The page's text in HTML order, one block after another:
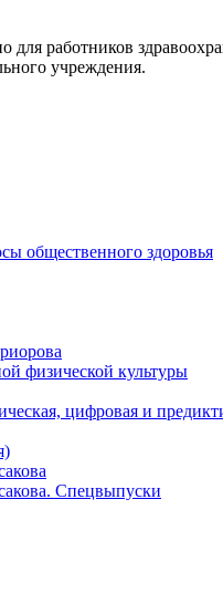
для работников
учреждения.
общественного здоровья
физической культуры
цифровая и
Спецвыпуски